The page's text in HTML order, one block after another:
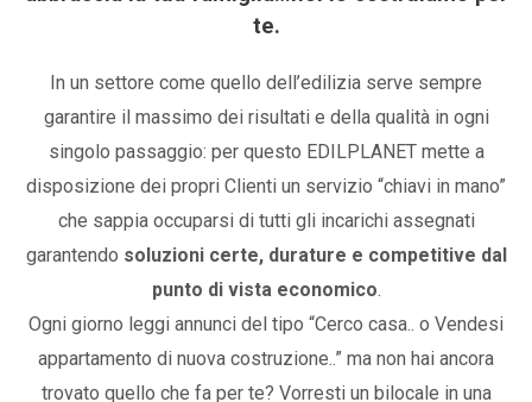
te.
In un settore come quello dell’edilizia serve sempre
garantire il massimo dei risultati e della qualità in ogni
singolo passaggio: per questo EDILPLANET mette a
disposizione dei propri Clienti un servizio “chiavi in mano”
che sappia occuparsi di tutti gli incarichi assegnati
garantendo soluzioni certe, durature e competitive dal
punto di vista economico.
Ogni giorno leggi annunci del tipo “Cerco casa.. o Vendesi
appartamento di nuova costruzione..” ma non hai ancora
trovato quello che fa per te? Vorresti un bilocale in una